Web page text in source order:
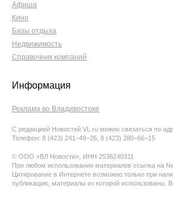
Афиша
Кино
Базы отдыха
Недвижимость
Справочник компаний
Информация
Реклама во Владивостоке
С редакцией Новостей VL.ru можно связаться по
Телефон: 8 (423) 241−49−26, 8 (423) 280−66−15
© ООО «ВЛ Новости», ИНН 2536240311
При любом использовании материалов ссылка на
Цитирование в Интернете возможно только при
публикацию, материалы из которой использованы.